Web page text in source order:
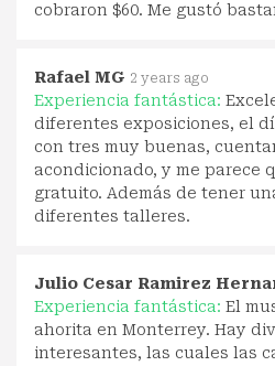
cobraron $60. Me gustó
Rafael MG 2 years ago
Experiencia fantástica:
diferentes exposiciones, el
con tres muy buenas,
acondicionado, y me parece
gratuito. Además de tener
diferentes talleres.
Julio Cesar Ramirez
Experiencia fantástica: El
ahorita en Monterrey. Hay
interesantes, las cuales las